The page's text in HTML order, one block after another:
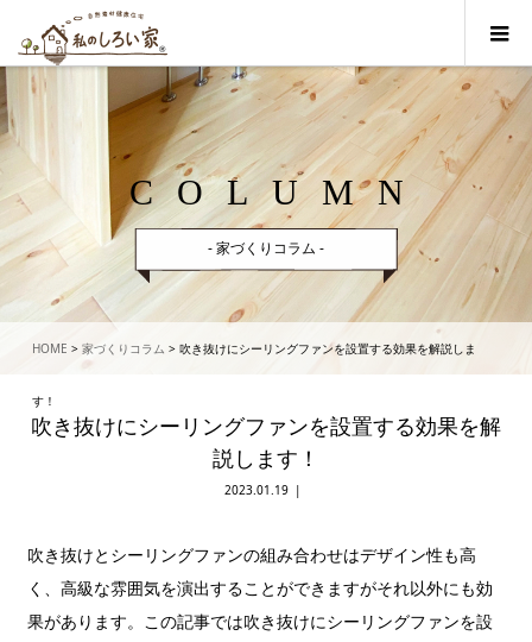
COLUMN
- 家づくりコラム -
HOME >家づくりコラム >吹き抜けにシーリングファンを設置する効果を解説しま
す！
吹き抜けにシーリングファンを設置する効果を解
説します！
2023.01.19
吹き抜けとシーリングファンの組み合わせはデザイン性も高
く、高級な雰囲気を演出することができますがそれ以外にも効
果があります。この記事では吹き抜けにシーリングファンを設